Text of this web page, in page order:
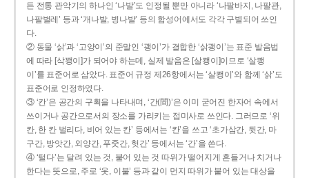
든 전통 관악기의 하나인 ‘나발’도 인정될 뿐만 아니라 ‘나팔바지, 나팔관,
나팔벌레’ 등과 ‘개나발, 병나발’ 등의 합성어에서도 각각 구별되어 쓰인
다.
② 동물 ‘삵’과 ‘고양이’의 준말인 ‘괭이’가 결합한 ‘삵괭이’는 표준 발음법
에 따라 [삭꽹이]가 되어야 하는데, 실제 발음은 [살쾡이]이므로 ‘살쾡
이’를 표준어로 삼았다. 표준어 규정 제26항에서는 ‘살쾡이’와 함께 ‘삵’도
표준어로 인정하였다.
③ ‘칸’은 공간의 구획을 나타내며, ‘간(間)’은 이미 굳어진 한자어 속에서
쓰이거나 공간으로서의 장소를 가리키는 접미사로 쓰인다. 그러므로 ‘위
칸, 한 칸 벌리다, 비어 있는 칸’ 등에서는 ‘칸’을 쓰고 ‘초가삼간, 뒷간, 마
구간, 방앗간, 외양간, 푸줏간, 헛간’ 등에서는 ‘간’을 쓴다.
④ ‘털다’는 달려 있는 것, 붙어 있는 것 따위가 떨어지게 흔들거나 치거나
한다는 뜻으로, 주로 ‘옷, 이불’ 등과 같이 먼지 따위가 붙어 있는 대상을